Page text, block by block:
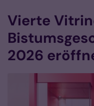
Vierte
2026